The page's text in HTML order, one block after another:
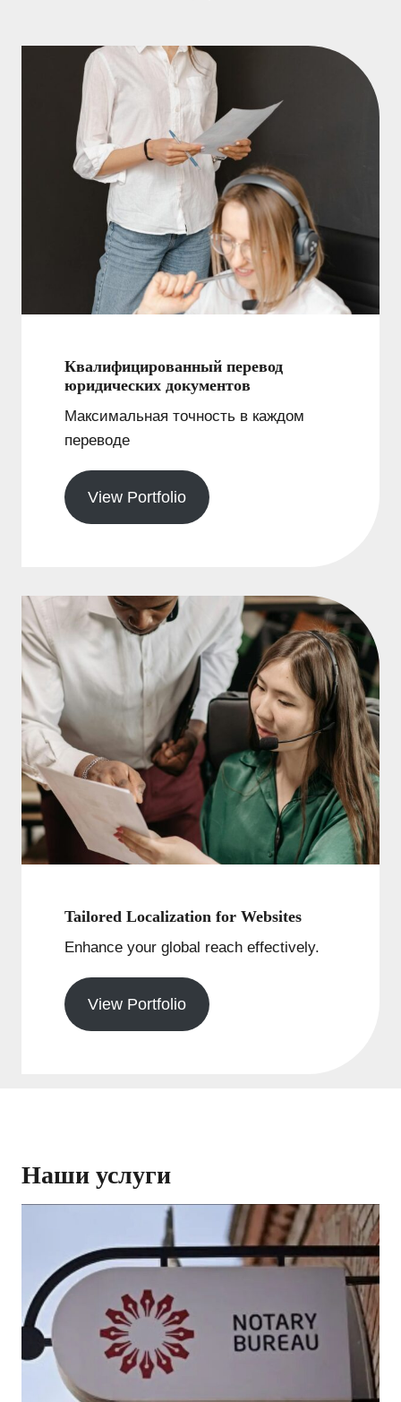
Квалифицированный перевод
юридических документов
Максимальная точность в каждом
переводе
View Portfolio
Tailored Localization for Websites
Enhance your global reach effectively.
View Portfolio
Наши услуги